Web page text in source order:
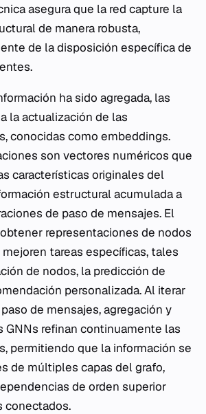
asegura que la red capture la
de manera robusta,
de la disposición específica de
ha sido agregada, las
la actualización de las
conocidas como embeddings.
son vectores numéricos que
características originales del
estructural acumulada a
de paso de mensajes. El
representaciones de nodos
tareas específicas, tales
de nodos, la predicción de
personalizada. Al iterar
de mensajes, agregación y
GNNs refinan continuamente las
permitiendo que la información se
de múltiples capas del grafo,
de orden superior
conectados.